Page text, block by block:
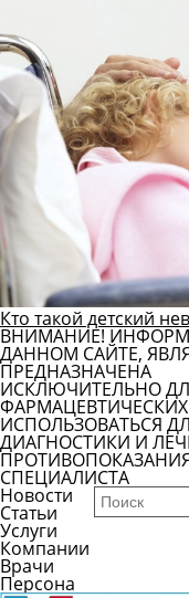
Кто такой детский
ВНИМАНИЕ!
ДАННОМ САЙТЕ,
ПРЕДНАЗНАЧЕНА
ИСКЛЮЧИТЕЛЬНО
ИСПОЛЬЗОВАТЬСЯ
ДИАГНОСТИКИ И
СПЕЦИАЛИСТА
Новости
Статьи
Услуги
Компании
Врачи
Персона